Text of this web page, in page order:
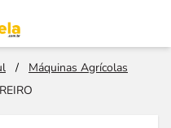
/
Máquinas Agrícolas